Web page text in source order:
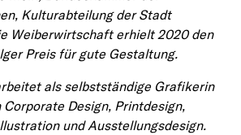
Kulturabteilung der Stadt
Weiberwirtschaft erhielt 2020 den
Preis für gute Gestaltung.
als selbstständige Grafikerin
Corporate Design, Printdesign,
und Ausstellungsdesign.